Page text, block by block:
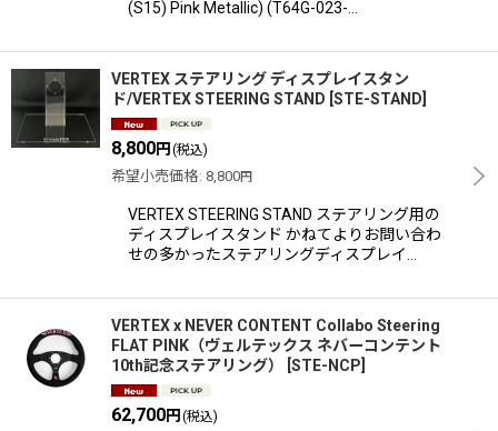
(S15) Pink Metallic) (T64G-023-…
VERTEX ステアリング ディスプレイスタン
ド/VERTEX STEERING STAND STE-STAND
8,800円 (税込)
希望小売価格: 8,800円
VERTEX STEERING STAND ステアリング用の
ディスプレイスタンド かねてよりお問い合わ
せの多かったステアリングディスプレイ…
VERTEX x NEVER CONTENT Collabo Steering
FLAT PINK（ヴェルテックス ネバーコンテント
10th記念ステアリング）
STE-NCP
62,700円 (税込)